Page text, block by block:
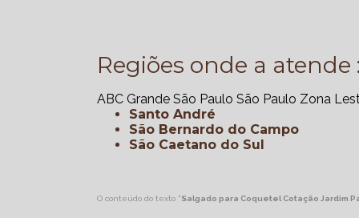
Regiões onde a atende :
ABC Grande São Paulo São Paulo Zona
Santo André
São Bernardo do Campo
São Caetano do Sul
O conteúdo do texto "Salgado para Coquetel Cotação Jardim